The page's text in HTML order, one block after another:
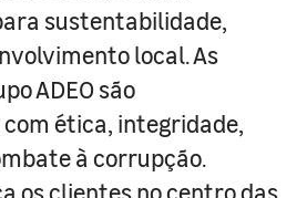
sustentabilidade,
local. As
ADEO são
ética, integridade,
à corrupção.
os clientes no centro das